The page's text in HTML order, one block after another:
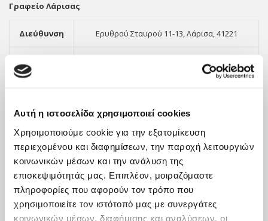
Αυτή η ιστοσελίδα χρησιμοποιεί cookies
Χρησιμοποιούμε cookie για την εξατομίκευση
περιεχομένου και διαφημίσεων, την παροχή λειτουργιών
κοινωνικών μέσων και την ανάλυση της
επισκεψιμότητάς μας. Επιπλέον, μοιραζόμαστε
πληροφορίες που αφορούν τον τρόπο που
χρησιμοποιείτε τον ιστότοπό μας με συνεργάτες
κοινωνικών μέσων, διαφήμισης και αναλύσεων, οι
Γραφείο Λάρισας
Διεύθυνση Ερυθρού Σταυρού 11-13, Λάρισα, 41221
Φαξ 2310551289
Email info@orthologismos.gr